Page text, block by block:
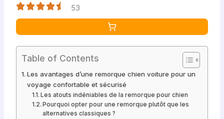
53
Table of Contents
Les avantages d’une remorque chien voiture pour un
voyage confortable et sécurisé
Les atouts indéniables de la remorque pour chien
Pourquoi opter pour une remorque plutôt que les
alternatives classiques ?